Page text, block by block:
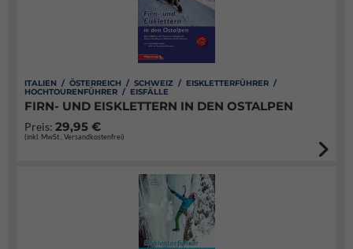
ITALIEN / ÖSTERREICH / SCHWEIZ / EISKLETTERFÜHRER /
HOCHTOURENFÜHRER / EISFÄLLE
FIRN- UND EISKLETTERN IN DEN OSTALPEN
Preis: 29,95 €
(inkl. MwSt., Versandkostenfrei)